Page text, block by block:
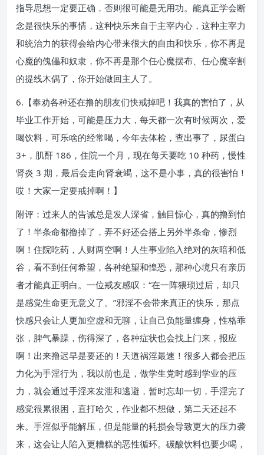
指导思想一定要正确，否则很可能是无用功。能真正学会断
念是很快乐的事情，这种快乐来自于主宰内心，这种主宰力
和统治力的获得会给内心带来很大的自由和快乐，你不再是
心魔的傀儡和奴隶，你不再是那个任心魔摆布、任心魔宰割
的提线木偶了，你开始做回主人了。
6.【奉劝各种还在撸的朋友们快戒掉吧！我真的害怕了，从
毕业工作开始，可能是压力大，每天都一次有时候两次，爱
喝饮料，可乐啥的经常喝，今年去体检，查出事了，尿蛋白
3+，肌酐 186，住院一个月，现在每天要吃 10 种药，慢性
肾炎 3 期，最后会走向肾衰竭，这不是小事，真的很害怕！
哎！大家一定要戒掉啊！】
附评：过来人的告诫总是发人深省，触目惊心，真的撸到怕
了！半条命都撸掉了，弄不好还会搭上另外半条命，惨烈
啊！住院吃药，人财两空啊！人生事业陷入绝对的灰暗和低
谷，看不到任何希望，各种绝望和惶恐，那种心境只有亲历
者才能真正明白。一位戒友感叹：“在一阵猥琐过后，却只
是感觉生命更无意义了。”邪淫不会带来真正的快乐，那点
快感只会让人更加空虚和无聊，让自己负能量缠身，性格乖
张，脾气暴躁，伤得深了，各种症状也会找上门来，报应
啊！出来撸迟早是要还的！天道祸淫最速！很多人都会把压
力化为手淫行为，我以前也是，做学生党时感到学业的压
力，就会通过手淫来发泄和逃避，暂时忘却一切，手淫完了
感觉很累很困，直打哈欠，作业都不想做，第二天还起不
来。手淫似乎能解压，但是能量的耗损会导致更大的压力袭
来，这会让人陷入更糟糕的恶性循环。碳酸饮料也要少喝，